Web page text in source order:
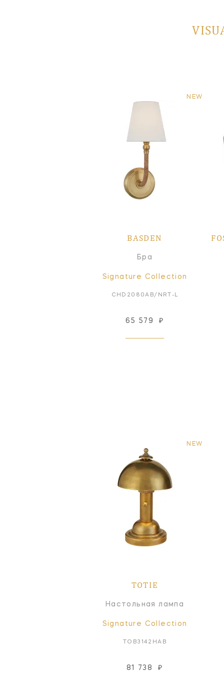
NEW
BASDEN
Бра
Signature Collection
CHD2080AB/NRT-L
65 579 ₽
NEW
TOTIE
Настольная лампа
Signature Collection
TOB3142HAB
81 738 ₽